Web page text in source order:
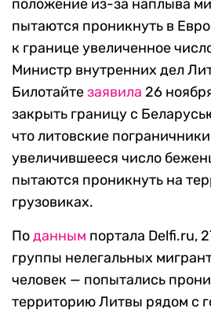
положение из-за наплыва
пытаются проникнуть в
к границе увеличенное
Министр внутренних дел
Билотайтезаявила 26
закрыть границу с
что литовские
увеличившееся число
пытаются проникнуть на
грузовиках.
Поданным портала Delfi.ru,
группы нелегальных
человек — попытались
территорию Литвы рядом с